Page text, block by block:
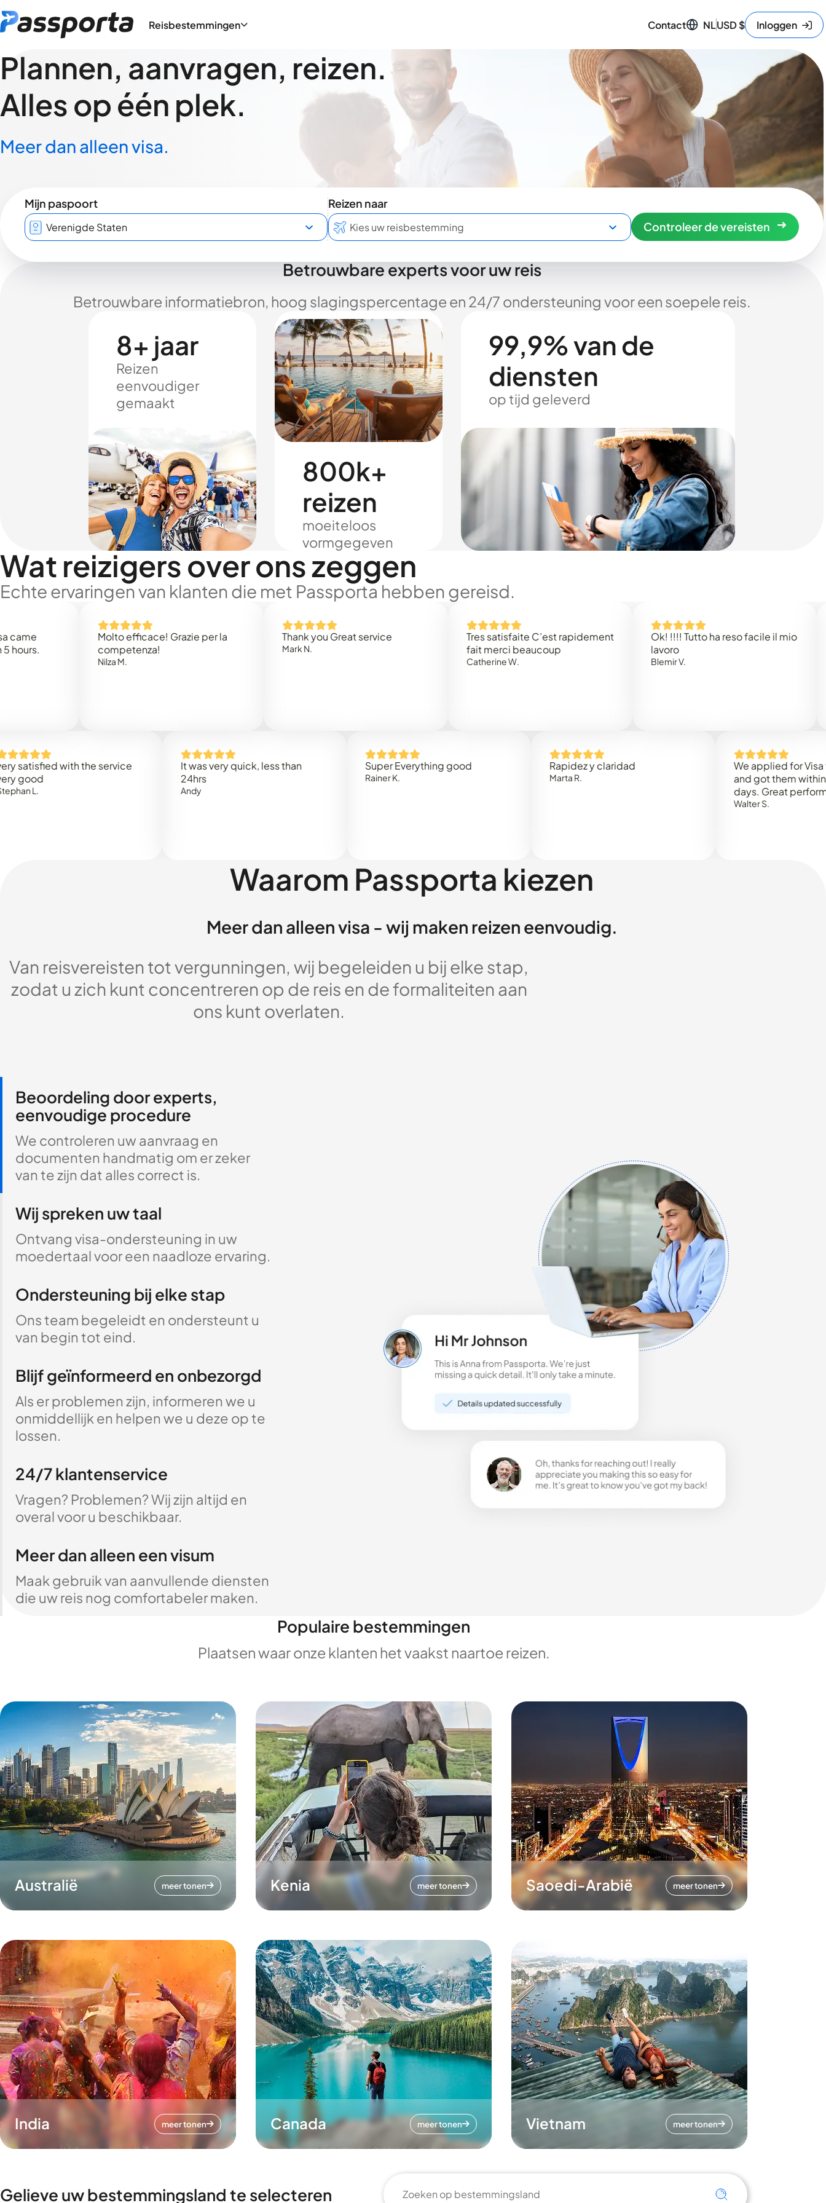
Reisbestemmingen Contact NLUSD$ Inloggen
Plannen, aanvragen, reizen.
Alles op één plek.
Meer dan alleen visa.
Mijn paspoort
Reizen naar
Controleer de vereisten
Betrouwbare experts voor uw reis
Betrouwbare informatiebron, hoog slagingspercentage en 24/7 ondersteuning voor een soepele reis.
8+ jaar
Reizen
eenvoudiger
gemaakt
800k+
reizen
moeiteloos
vormgegeven
99,9% van de
diensten
op tijd geleverd
Wat reizigers over ons zeggen
Echte ervaringen van klanten die met Passporta hebben gereisd.
Molto efficace! Grazie per la
competenza!
Thank you Great service
Tres satisfaite C’est rapidement
fait merci beaucoup
Catherine W.
Ok! !!!! Tutto ha reso facile il mio
with the service
It was very quick, less than
Super Everything good Rapidez y claridad
We applied for Visa to
and got them within 3
days. Great performance!
Walter S.
Waarom Passporta kiezen
Meer dan alleen visa - wij maken reizen eenvoudig.
Van reisvereisten tot vergunningen, wij begeleiden u bij elke stap,
zodat u zich kunt concentreren op de reis en de formaliteiten aan
ons kunt overlaten.
Beoordeling door experts,
eenvoudige procedure
We controleren uw aanvraag en
documenten handmatig om er zeker
van te zijn dat alles correct is.
Wij spreken uw taal
Ontvang visa-ondersteuning in uw
moedertaal voor een naadloze ervaring.
Ondersteuning bij elke stap
Ons team begeleidt en ondersteunt u
van begin tot eind.
Blijf geïnformeerd en onbezorgd
Als er problemen zijn, informeren we u
onmiddellijk en helpen we u deze op te
lossen.
24/7 klantenservice
Vragen? Problemen? Wij zijn altijd en
overal voor u beschikbaar.
Meer dan alleen een visum
Maak gebruik van aanvullende diensten
die uw reis nog comfortabeler maken.
Populaire bestemmingen
Plaatsen waar onze klanten het vaakst naartoe reizen.
Australië meer tonen Kenia meer tonen Saoedi-Arabië meer tonen
India meer tonen Canada meer tonen Vietnam meer tonen
Gelieve uw bestemmingsland te selecteren